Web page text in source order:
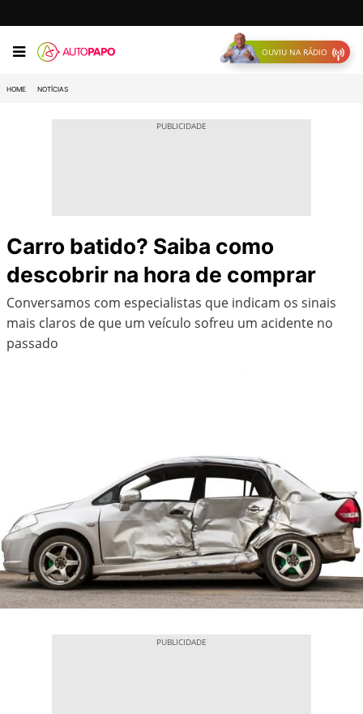
OUVIU NA RÁDIO
HOME NOTÍCIAS
Carro batido? Saiba como
descobrir na hora de comprar
Conversamos com especialistas que indicam os sinais
mais claros de que um veículo sofreu um acidente no
passado